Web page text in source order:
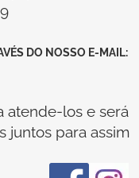
DO NOSSO E-MAIL:
atende-los e será
juntos para assim